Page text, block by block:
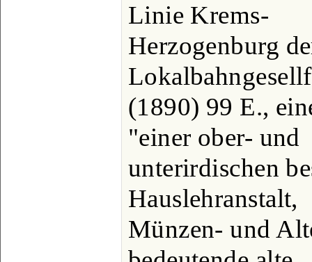
Linie Krems-
Herzogenburg
(1890) 99 E.,
"einer ober- und
unterirdischen
Hauslehranstalt,
Münzen- und